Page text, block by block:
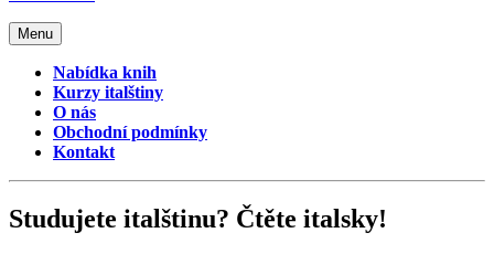
Menu
Nabídka knih
Kurzy italštiny
O nás
Obchodní podmínky
Kontakt
Studujete italštinu? Čtěte italsky!